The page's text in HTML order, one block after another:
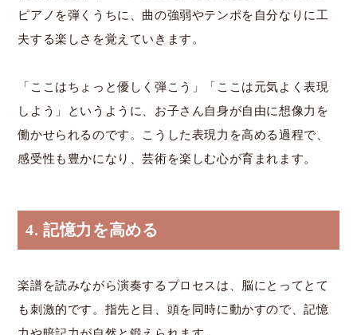
ピアノを弾くうちに、曲の強弱やテンポを自分なりに工
夫する楽しさを覚えていきます。
「ここはちょっと優しく弾こう」「ここは元気よく表現
しよう」というように、お子さん自身が自由に想像力を
働かせられるのです。こうした表現力を高める過程で、
感受性も豊かになり、芸術を楽しむ心が育まれます。
4. 記憶力を高める
楽譜を読みながら演奏するプロセスは、脳にとってとて
も刺激的です。指先と目、頭を同時に動かすので、記憶